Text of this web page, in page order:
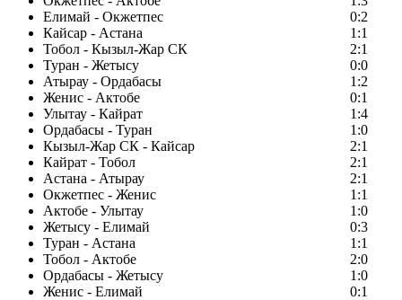
Елимай - Окжетпес
0:2
Кайсар - Астана
1:1
Тобол - Кызыл-Жар СК
2:1
Туран - Жетысу
0:0
Атырау - Ордабасы
1:2
Женис - Актобе
0:1
Улытау - Кайрат
1:4
Ордабасы - Туран
1:0
Кызыл-Жар СК - Кайсар
2:1
Кайрат - Тобол
2:1
Астана - Атырау
2:1
Окжетпес - Женис
1:1
Актобе - Улытау
1:0
Жетысу - Елимай
0:3
Туран - Астана
1:1
Тобол - Актобе
2:0
Ордабасы - Жетысу
1:0
Женис - Елимай
0:1